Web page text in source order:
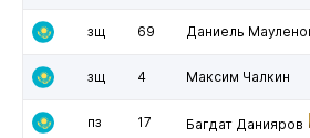
зщ 69 Даниель
зщ 4 Максим Чалкин
пз 17 Багдат Данияров